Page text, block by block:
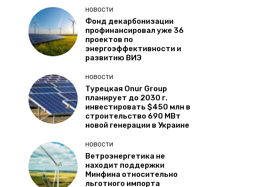
НОВОСТИ
Фонд декарбонизации
профинансировал уже 36
проектов по
энергоэффективности и
развитию ВИЭ
НОВОСТИ
Турецкая Onur Group
планирует до 2030 г.
инвестировать $450 млн в
строительство 690 МВт
новой генерации в Украине
НОВОСТИ
Ветроэнергетика не
находит поддержки
Минфина относительно
льготного импорта